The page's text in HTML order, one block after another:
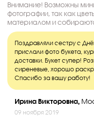
Внимание! Возможны
фотографии, так как
материалом и
Поздравляли сестру с
прислали фото букета,
доставки. Букет супер!
сиреневые, хорошо
Спасибо за вашу работу!
Ирина Викторовна,
09 ноября 2019